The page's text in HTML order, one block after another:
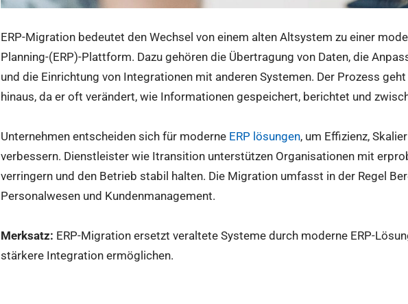
ERP-Migration bedeutet den Wechsel von einem alten Altsystem zu einer
Planning-(ERP)-Plattform. Dazu gehören die Übertragung von Daten, die
und die Einrichtung von Integrationen mit anderen Systemen. Der Prozess
hinaus, da er oft verändert, wie Informationen gespeichert, berichtet und
Unternehmen entscheiden sich für moderne ERP lösungen, um Effizienz,
verbessern. Dienstleister wie Itransition unterstützen Organisationen mit
verringern und den Betrieb stabil halten. Die Migration umfasst in der Regel
Personalwesen und Kundenmanagement.
Merksatz: ERP-Migration ersetzt veraltete Systeme durch moderne ERP-
stärkere Integration ermöglichen.